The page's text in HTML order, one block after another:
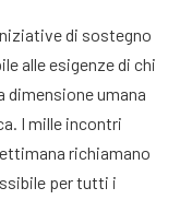
di sostegno
alle esigenze di chi
dimensione umana
I mille incontri
richiamano
per tutti i